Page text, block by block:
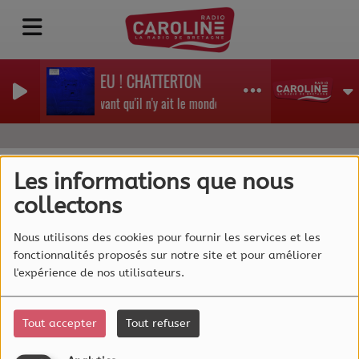
Les informations que nous
collectons
Nous utilisons des cookies pour fournir les services et les
fonctionnalités proposés sur notre site et pour améliorer
l'expérience de nos utilisateurs.
Tout accepter Tout refuser
FEU ! CHATTERTON
Avant qu'il n'y ait le monde